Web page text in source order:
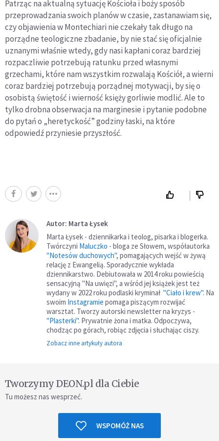
Patrząc na aktualną sytuację Kościoła i boży sposób
przeprowadzania swoich planów w czasie, zastanawiam się,
czy objawienia w Montechiari nie czekały tak długo na
porządne teologiczne zbadanie, by nie stać się oficjalnie
uznanymi właśnie wtedy, gdy nasi kapłani coraz bardziej
rozpaczliwie potrzebują ratunku przed własnymi
grzechami, które nam wszystkim rozwalają Kościół, a wierni
coraz bardziej potrzebują porządnej motywacji, by się o
osobistą świętość i wierność księży gorliwie modlić. Ale to
tylko drobna obserwacja na marginesie i pytanie podobne
do pytań o „heretyckość” godziny łaski, na które
odpowiedź przyniesie przyszłość.
Autor: Marta Łysek
Marta Łysek - dziennikarka i teolog, pisarka i blogerka.
Twórczyni Maluczko - bloga ze Słowem, współautorka
"Notesów duchowych", pomagających wejść w żywą
relację z Ewangelią. Sporadycznie wykłada
dziennikarstwo. Debiutowała w 2014 roku powieścią
sensacyjną "Na uwięzi", a wśród jej książek jest też
wydany w 2022 roku podlaski kryminał "Ciało i krew". Na
swoim Instagramie pomaga piszącym rozwijać
warsztat. Tworzy autorski newsletter na kryzys -
"Plasterki". Prywatnie żona i matka. Odpoczywa,
chodząc po górach, robiąc zdjęcia i słuchając ciszy.
Zobacz inne artykuły autora
Tworzymy DEON.pl dla Ciebie
Tu możesz nas wesprzeć.
WSPOMÓŻ NAS